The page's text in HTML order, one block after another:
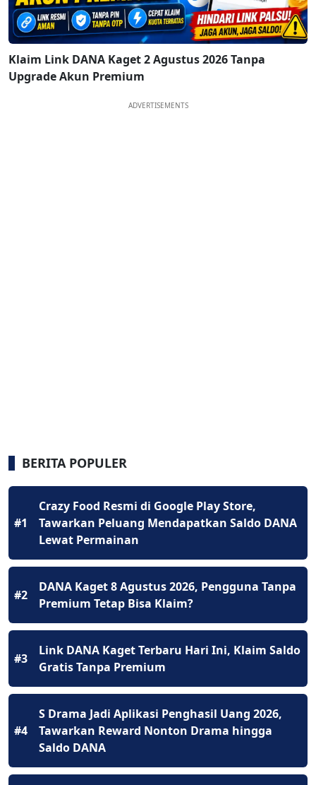
Klaim Link DANA Kaget 2 Agustus 2026 Tanpa
Upgrade Akun Premium
ADVERTISEMENTS
BERITA POPULER
#1
Crazy Food Resmi di Google Play Store,
Tawarkan Peluang Mendapatkan Saldo DANA
Lewat Permainan
#2
DANA Kaget 8 Agustus 2026, Pengguna Tanpa
Premium Tetap Bisa Klaim?
#3
Link DANA Kaget Terbaru Hari Ini, Klaim Saldo
Gratis Tanpa Premium
#4
S Drama Jadi Aplikasi Penghasil Uang 2026,
Tawarkan Reward Nonton Drama hingga
Saldo DANA